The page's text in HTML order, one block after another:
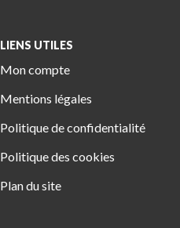
LIENS UTILES
Mon compte
Mentions légales
Politique de confidentialité
Politique des cookies
Plan du site